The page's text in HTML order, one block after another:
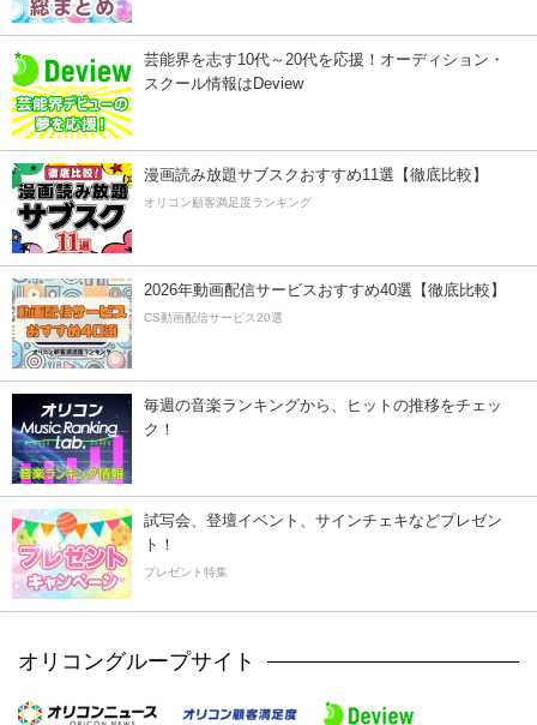
芸能界を志す10代～20代を応援！オーディション・
スクール情報はDeview
漫画読み放題サブスクおすすめ11選【徹底比較】
オリコン顧客満足度ランキング
2026年動画配信サービスおすすめ40選【徹底比較】
CS動画配信サービス20選
毎週の音楽ランキングから、ヒットの推移をチェッ
ク！
試写会、登壇イベント、サインチェキなどプレゼン
ト！
プレゼント特集
オリコングループサイト